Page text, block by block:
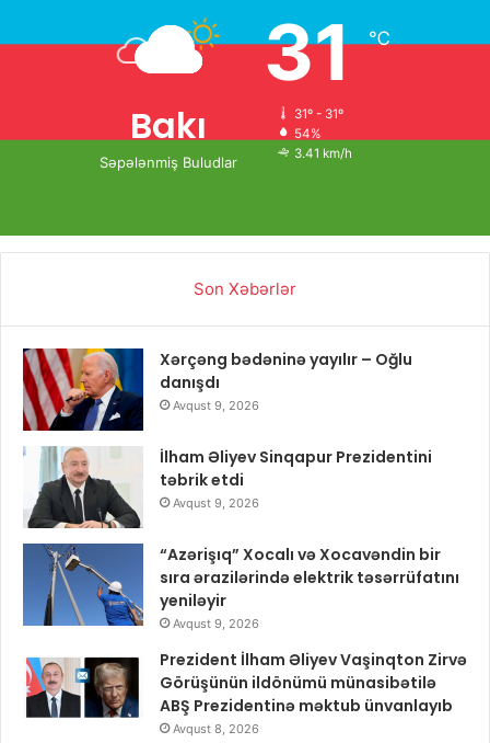
Bakı
Səpələnmiş Buludlar
31℃
31º - 31º
54%
3.41 km/h
Son Xəbərlər
Xərçəng bədəninə yayılır – Oğlu
danışdı
Avqust 9, 2026
İlham Əliyev Sinqapur Prezidentini
təbrik etdi
Avqust 9, 2026
“Azərişıq” Xocalı və Xocavəndin bir
sıra ərazilərində elektrik təsərrüfatını
yeniləyir
Avqust 9, 2026
Prezident İlham Əliyev Vaşinqton Zirvə
Görüşünün ildönümü münasibətilə
ABŞ Prezidentinə məktub ünvanlayıb
Avqust 8, 2026